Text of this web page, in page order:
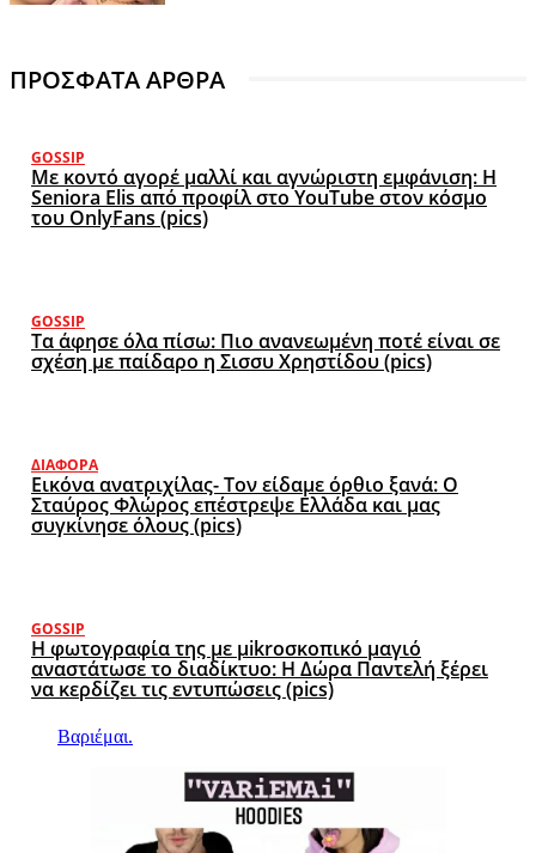
ΠΡΟΣΦΑΤΑ ΑΡΘΡΑ
GOSSIP
Με κοντό αγορέ μαλλί και αγνώριστη εμφάνιση: Η
Seniora Elis από προφίλ στο YouTube στον κόσμο
του OnlyFans (pics)
GOSSIP
Τα άφησε όλα πίσω: Πιο ανανεωμένη ποτέ είναι σε
σχέση με παίδαρο η Σισσυ Χρηστίδου (pics)
ΔΙΆΦΟΡΑ
Εικόνα ανατριχίλας- Τον είδαμε όρθιο ξανά: Ο
Σταύρος Φλώρος επέστρεψε Ελλάδα και μας
συγκίνησε όλους (pics)
GOSSIP
Η φωτογραφία της με μikroσκοπικό μαγιό
αναστάτωσε το διαδίκτυο: Η Δώρα Παντελή ξέρει
να κερδίζει τις εντυπώσεις (pics)
Βαριέμαι.